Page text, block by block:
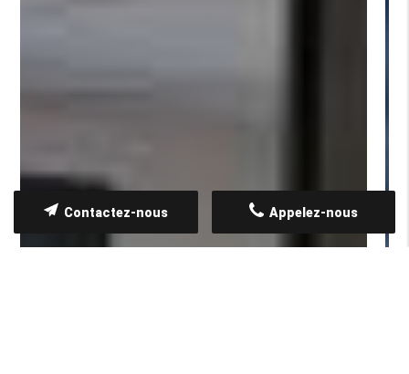
Appelez-nous
Contactez-nous